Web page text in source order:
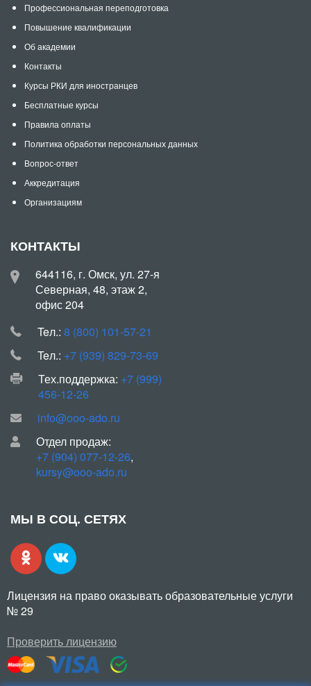
Профессиональная переподготовка
Повышение квалификации
Об академии
Контакты
Курсы РКИ для иностранцев
Бесплатные курсы
Правила оплаты
Политика обработки персональных данных
Вопрос-ответ
Аккредитация
Организациям
КОНТАКТЫ
644116, г. Омск, ул. 27-я
Северная, 48, этаж 2,
офис 204
Teл.: 8 (800) 101-57-21
Teл.: +7 (939) 829-73-69
Тех.поддержка: +7 (999)
456-12-26
info@ooo-ado.ru
Отдел продаж:
+7 (904) 077-12-26,
kursy@ooo-ado.ru
МЫ В СОЦ. СЕТЯХ
Лицензия на право оказывать образовательные услуги
№ 29
Проверить лицензию